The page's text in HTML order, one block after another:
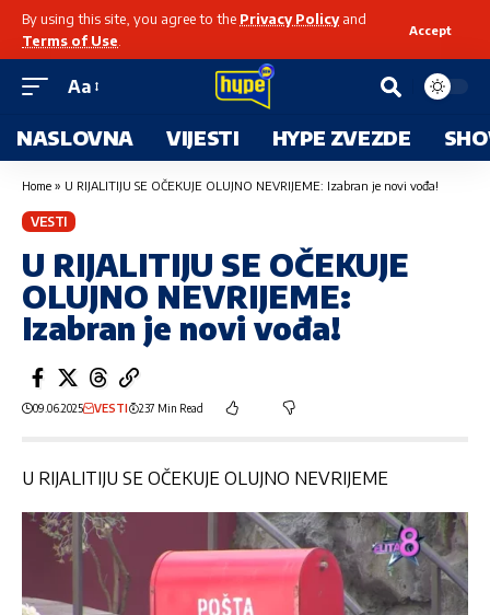
By using this site, you agree to the Privacy Policyand
Terms of Use
Accept
Aa
NASLOVNA VIJESTI HYPE ZVEZDE
Home » U RIJALITIJU SE OČEKUJE OLUJNO NEVRIJEME: Izabran je novi vođa!
VESTI
U RIJALITIJU SE OČEKUJE
OLUJNO NEVRIJEME:
Izabran je novi vođa!
09.06.2025 VESTI 237 Min Read
U RIJALITIJU SE OČEKUJE OLUJNO NEVRIJEME